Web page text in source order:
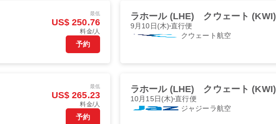
最低
US$ 250.76
料金/人
予約
ラホール (LHE) クウェート (KWI)
9月10日(木)直行便
クウェート航空
最低
US$ 265.23
料金/人
予約
ラホール (LHE) クウェート (KWI)
10月15日(木)直行便
ジャジーラ航空